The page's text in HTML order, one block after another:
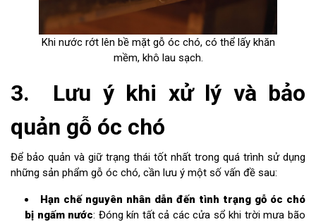
Khi nước rớt lên bề mặt gỗ óc chó, có thể lấy khăn
mềm, khô lau sạch.
3. Lưu ý khi xử lý và bảo
quản gỗ óc chó
Để bảo quản và giữ trạng thái tốt nhất trong quá trình sử dụng
những sản phẩm gỗ óc chó, cần lưu ý một số vấn đề sau:
Hạn chế nguyên nhân dẫn đến tình trạng gỗ óc chó
bị ngấm nước: Đóng kín tất cả các cửa sổ khi trời mưa bão